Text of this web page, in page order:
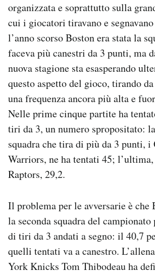
organizzata e soprattutto sulla
cui i giocatori tiravano e
l’anno scorso Boston era stata la
faceva più canestri da 3 punti, ma
nuova stagione sta esasperando
questo aspetto del gioco, tirando
una frequenza ancora più alta e
Nelle prime cinque partite ha
tiri da 3, un numero spropositato:
squadra che tira di più da 3 punti, i
Warriors, ne ha tentati 45;
Raptors, 29,2.
Il problema per le avversarie è che
la seconda squadra del campionato
di tiri da 3 andati a segno: il 40,7
quelli tentati va a canestro.
York Knicks Tom Thibodeau ha